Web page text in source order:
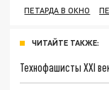
ПЕТАРДА В ОКНО
ЧИТАЙТЕ ТАКЖЕ:
Технофашисты XXI